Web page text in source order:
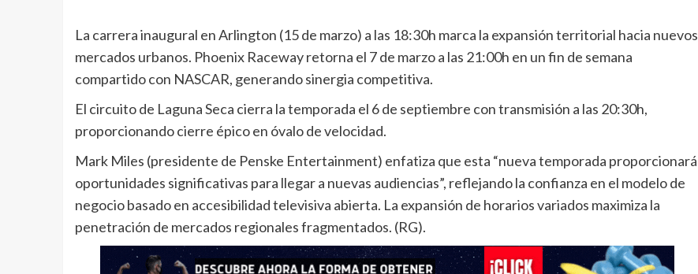
La carrera inaugural en Arlington (15 de marzo) a las 18:30h marca la expansión territorial hacia nuevos
mercados urbanos. Phoenix Raceway retorna el 7 de marzo a las 21:00h en un fin de semana
compartido con NASCAR, generando sinergia competitiva.
El circuito de Laguna Seca cierra la temporada el 6 de septiembre con transmisión a las 20:30h,
proporcionando cierre épico en óvalo de velocidad.
Mark Miles (presidente de Penske Entertainment) enfatiza que esta “nueva temporada proporcionará
oportunidades significativas para llegar a nuevas audiencias”, reflejando la confianza en el modelo de
negocio basado en accesibilidad televisiva abierta. La expansión de horarios variados maximiza la
penetración de mercados regionales fragmentados. (RG).